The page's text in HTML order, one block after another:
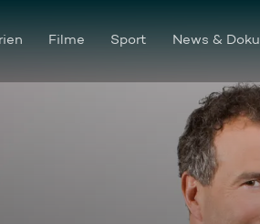
Filme Sport News & Doku